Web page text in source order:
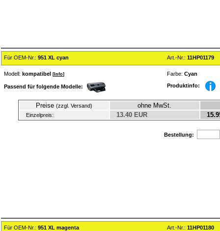
Für OEM-Nr.: 951 XL cyan Art.-Nr.: 11HP01179
Modell: kompatibel [ Info] Farbe: Cyan
Passend für folgende Modelle: Produktinfo:
Preise (zzgl. Versand) ohne MwSt.
Einzelpreis: 13.40 EUR
Bestellung:
Für OEM-Nr.: 951 XL magenta Art.-Nr.: 11HP01180